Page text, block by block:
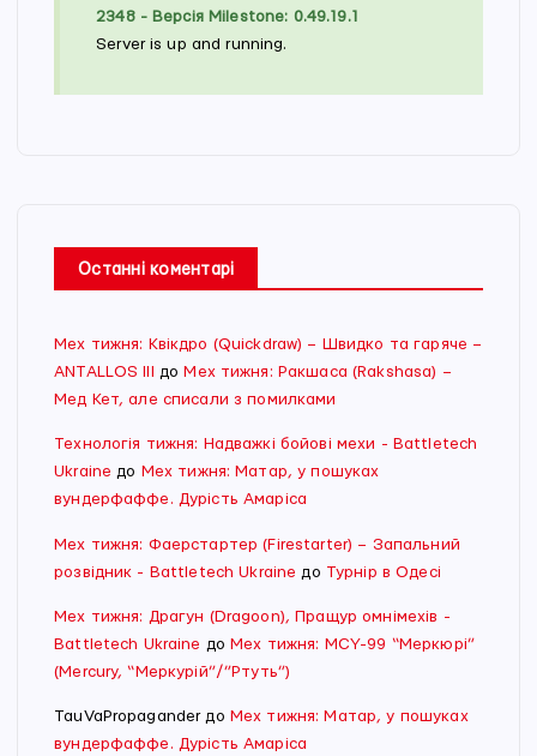
2348 - Версія Milestone: 0.49.19.1
Server is up and running.
Останні коментарі
Мех тижня: Квікдро (Quickdraw) – Швидко та гаряче –
ANTALLOS III
до Мех тижня: Ракшаса (Rakshasa) –
Мед Кет, але списали з помилками
Технологія тижня: Надважкі бойові мехи - Battletech
Ukraine до Мех тижня: Матар, у пошуках
вундерфаффе. Дурість Амаріса
Мех тижня: Фаерстартер (Firestarter) – Запальний
розвідник - Battletech Ukraine до Турнір в Одесі
Мех тижня: Драгун (Dragoon), Пращур омнімехів -
Battletech Ukraine доМех тижня: MCY-99 “Меркюрі”
(Mercury, “Меркурій”/”Ртуть”)
TauVaPropaganderдо Мех тижня: Матар, у пошуках
вундерфаффе. Дурість Амаріса